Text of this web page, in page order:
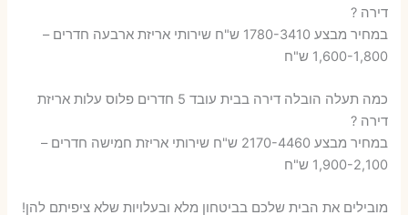
דירה ?
במחיר מבצע 1780-3410 ש"ח שירותי אריזת ארבעה חדרים –
1,600-1,800 ש"ח
כמה תעלה הובלה דירה בבית עובד 5 חדרים פלוס עלות אריזת
דירה ?
במחיר מבצע 2170-4460 ש"ח שירותי אריזת חמישה חדרים –
1,900-2,100 ש"ח
מובילים את הבית שלכם בביטחון מלא ובעלויות שלא ציפיתם להן!